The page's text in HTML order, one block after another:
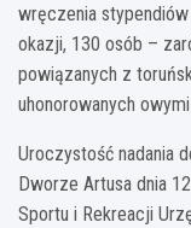
wręczenia
okazji, 130 osób –
powiązanych z
uhonorowanych
Uroczystość nadania
Dworze Artusa dnia
Sportu i Rekreacji